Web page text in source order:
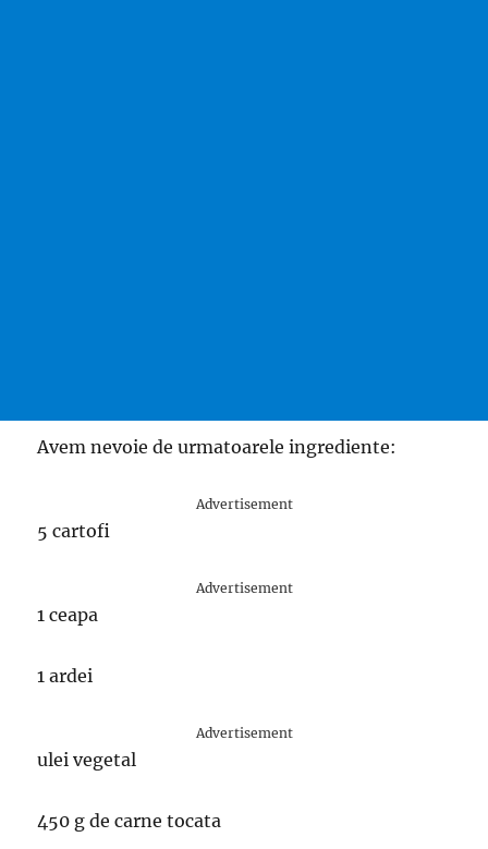
Avem nevoie de urmatoarele ingrediente:
Advertisement
5 cartofi
Advertisement
1 ceapa
1 ardei
Advertisement
ulei vegetal
450 g de carne tocata